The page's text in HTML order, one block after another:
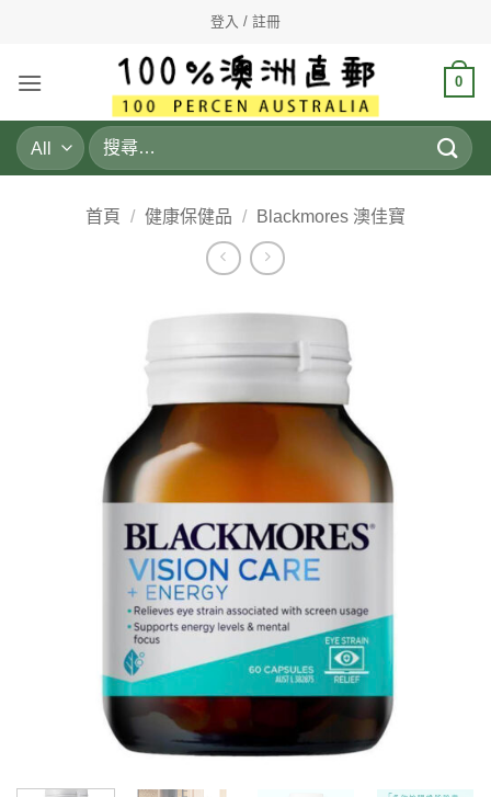
登入 / 註冊
0
搜
尋
鍵
首頁 / 健康保健品 / Blackmores 澳佳寶